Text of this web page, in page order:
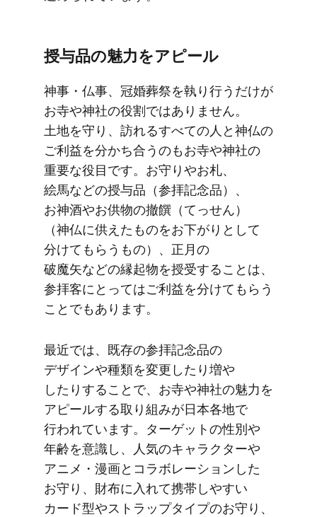
授与品の​魅力を​アピール
神事・仏事、​冠婚葬祭を​執り​行うだけが​
お寺や​神社の​役割では​ありません。​
土地を​守り、​訪れる​すべての​人と​神仏の​
ご利益を​分かち合うのも​お寺や​神社の​
重要な​役目です。​お守りや​お札、​
絵馬などの​授与品​（参拝記念品）、​
お神酒や​お供物の​撤饌​（てっせん）​
（神仏に​供えた​ものを​お下がりと​して​
分けて​もらう​もの）、​正月の​
破魔矢などの​縁起物を​授受する​ことは、​
参拝客に​とっては​ご利益を​分けて​もらう​
ことでも​あります。
最近では、​既存の​参拝記念品の​
デザインや​種類を​変更したり​増や​
したりする​ことで、​お寺や​神社の​魅力を​
アピールする​取り組みが​日本各地で​
行われています。​ターゲットの​性別や​
年齢を​意識し、​人気の​キャラクターや​
アニメ・漫画と​コラボレーションした​
お守り、​財布に​入れて​携帯しやすい​
カード型や​ストラップタイプの​お守り、​